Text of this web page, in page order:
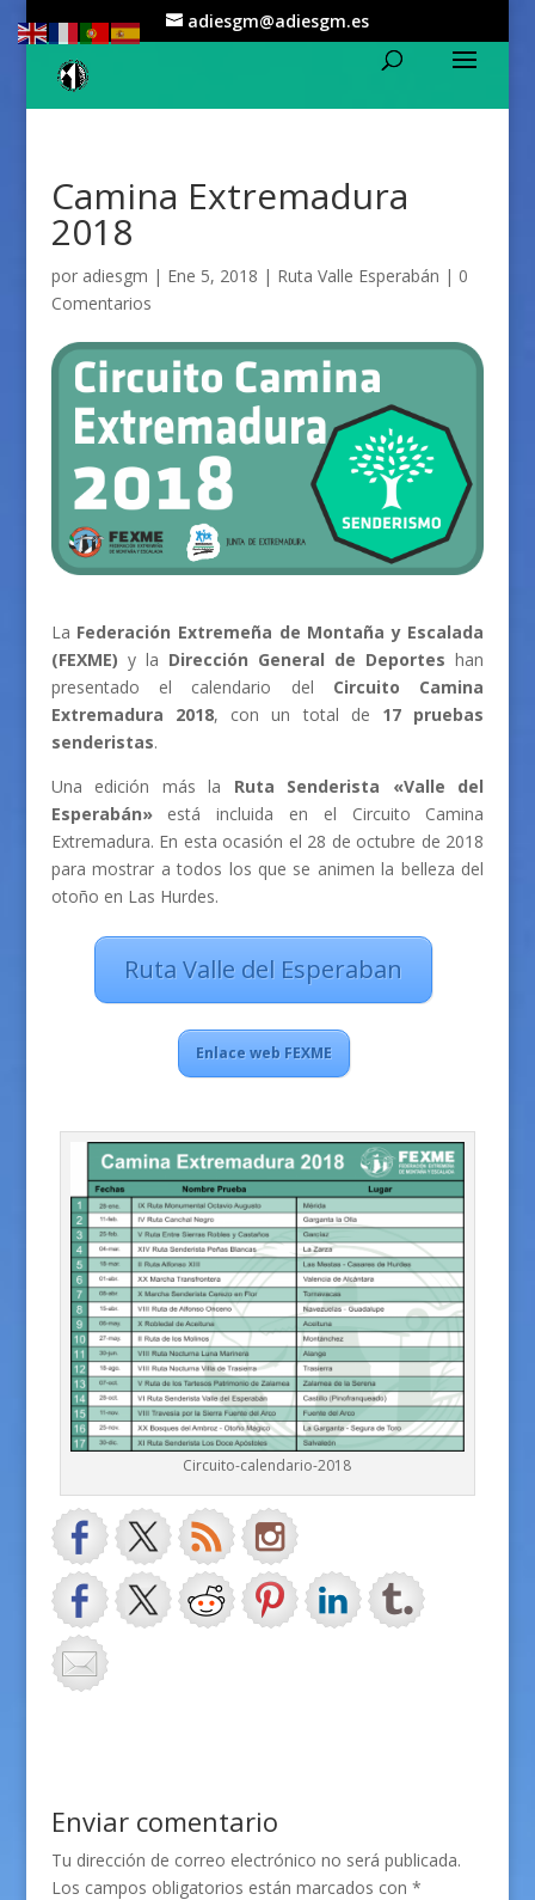
adiesgm@adiesgm.es
Camina Extremadura
2018
por adiesgm | Ene 5, 2018 | Ruta Valle Esperabán | 0
Comentarios
La Federación Extremeña de Montaña y Escalada
(FEXME) y la Dirección General de Deportes han
presentado el calendario del Circuito Camina
Extremadura 2018, con un total de 17 pruebas
senderistas.
Una edición más la Ruta Senderista «Valle del
Esperabán»está incluida en el Circuito Camina
Extremadura. En esta ocasión el 28 de octubre de 2018
para mostrar a todos los que se animen la belleza del
otoño en Las Hurdes.
Ruta Valle del Esperaban
Enlace web FEXME
Circuito-calendario-2018
Enviar comentario
Tu dirección de correo electrónico no será publicada.
Los campos obligatorios están marcados con *